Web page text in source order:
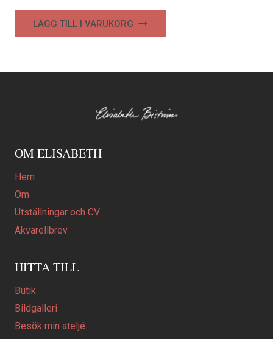
LÄGG TILL I VARUKORG
OM ELISABETH
Hem
Om
Utställningar och CV
Akvarellbrev
HITTA TILL
Butik
Bildgalleri
Besök min ateljé